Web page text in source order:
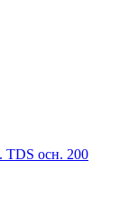
TDS осн. 200